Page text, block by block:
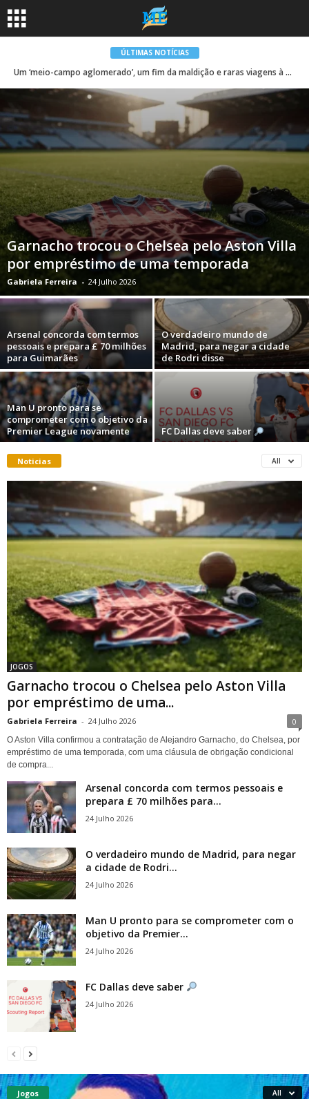
ÚLTIMAS NOTÍCIAS
Um ‘meio-campo aglomerado’, um fim da maldição e raras viagens à Europa: o que tornou a Premier League 2025-26 tão competitiva
Garnacho trocou o Chelsea pelo Aston Villa
por empréstimo de uma temporada
Gabriela Ferreira - 24 Julho 2026
Arsenal concorda com termos
pessoais e prepara £ 70 milhões
para Guimarães
O verdadeiro mundo de
Madrid, para negar a cidade
de Rodri disse
Man U pronto para se
comprometer com o objetivo da
Premier League novamente
FC Dallas deve saber
Noticias All
JOGOS
Garnacho trocou o Chelsea pelo Aston Villa
por empréstimo de uma...
Gabriela Ferreira - 24 Julho 2026 0
O Aston Villa confirmou a contratação de Alejandro Garnacho, do Chelsea, por
empréstimo de uma temporada, com uma cláusula de obrigação condicional
de compra...
Arsenal concorda com termos pessoais e
prepara £ 70 milhões para...
24 Julho 2026
O verdadeiro mundo de Madrid, para negar
a cidade de Rodri...
24 Julho 2026
Man U pronto para se comprometer com o
objetivo da Premier...
24 Julho 2026
FC Dallas deve saber
24 Julho 2026
Jogos All